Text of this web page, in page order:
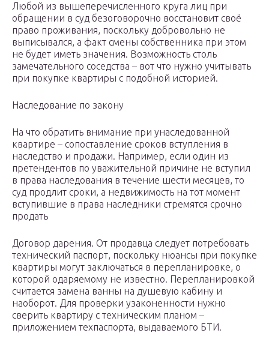
Любой из вышеперечисленного круга лиц при
обращении в суд безоговорочно восстановит своё
право проживания, поскольку добровольно не
выписывался, а факт смены собственника при этом
не будет иметь значения. Возможность столь
замечательного соседства – вот что нужно учитывать
при покупке квартиры с подобной историей.
Наследование по закону
На что обратить внимание при унаследованной
квартире – сопоставление сроков вступления в
наследство и продажи. Например, если один из
претендентов по уважительной причине не вступил
в права наследования в течение шести месяцев, то
суд продлит сроки, а недвижимость на тот момент
вступившие в права наследники стремятся срочно
продать
Договор дарения. От продавца следует потребовать
технический паспорт, поскольку нюансы при покупке
квартиры могут заключаться в перепланировке, о
которой одаряемому не известно. Перепланировкой
считается замена ванны на душевую кабину и
наоборот. Для проверки узаконенности нужно
сверить квартиру с техническим планом –
приложением техпаспорта, выдаваемого БТИ.